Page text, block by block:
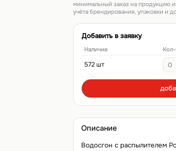
минимальный заказ на продукцию
учёта брендирования, упаковки и
Добавить в заявку
Наличие
572 шт
Описание
Водосгон с распылителем